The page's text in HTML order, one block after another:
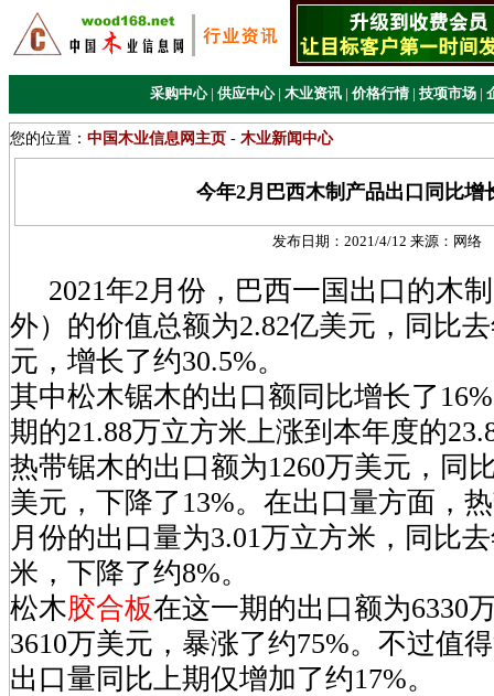
采购中心 | 供应中心 | 木业资讯 | 价格行情 | 技项市场 |
您的位置： 中国木业信息网主页 - 木业新闻中心
今年2月巴西木制产品出口同比增
发布日期：2021/4/12 来源： 网络
2021年2月份，巴西一国出口的木
外）的价值总额为2.82亿美元，同比
元，增长了约30.5%。
其中松木锯木的出口额同比增长了
期的21.88万立方米上涨到本年度的
热带锯木的出口额为1260万美元，同
美元，下降了13%。在出口量方面，
月份的出口量为3.01万立方米，同比
米，下降了约8%。
松木胶合板在这一期的出口额为6330
3610万美元，暴涨了约75%。不过值
出口量同比上期仅增加了约17%。